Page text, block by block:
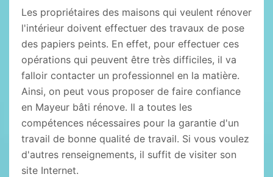
Les propriétaires des maisons qui veulent rénover
l'intérieur doivent effectuer des travaux de pose
des papiers peints. En effet, pour effectuer ces
opérations qui peuvent être très difficiles, il va
falloir contacter un professionnel en la matière.
Ainsi, on peut vous proposer de faire confiance
en Mayeur bâti rénove. Il a toutes les
compétences nécessaires pour la garantie d'un
travail de bonne qualité de travail. Si vous voulez
d'autres renseignements, il suffit de visiter son
site Internet.